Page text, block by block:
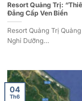
Resort Quảng Trị:
Đẳng Cấp Ven Biển
Resort Quảng Trị
Nghỉ Dưỡng...
04
Th6